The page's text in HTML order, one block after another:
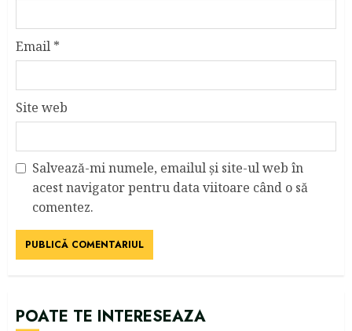
Email *
Site web
Salvează-mi numele, emailul și site-ul web în
acest navigator pentru data viitoare când o să
comentez.
POATE TE INTERESEAZA